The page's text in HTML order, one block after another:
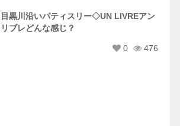
目黒川沿いパティスリー◇UN LIVREアン
リブレどんな感じ？
0 476